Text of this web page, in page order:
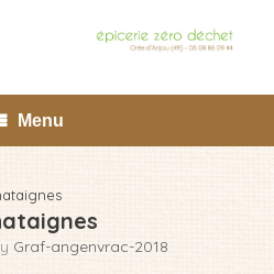
Menu
Graf-angenvrac-2018